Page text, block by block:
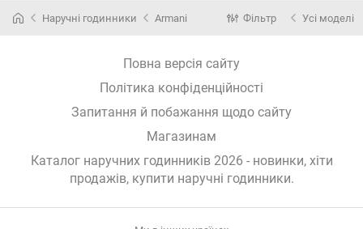
Наручні годинники Armani Фільтр Усі моделі
Повна версія сайту
Політика конфіденційності
Запитання й побажання щодо сайту
Магазинам
Каталог наручних годинників 2026 - новинки, хіти
продажів, купити наручні годинники.